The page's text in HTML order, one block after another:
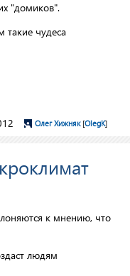
"домиков".
такие чудеса
Олег Хижняк[OlegK]
к мнению, что
людям